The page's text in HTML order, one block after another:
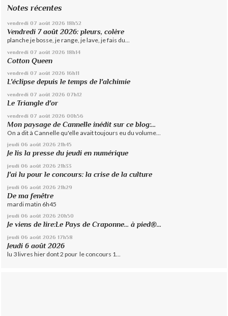
Notes récentes
vendredi 07 août 2026 18h52
Vendredi 7 août 2026: pleurs, colère
planche je bosse, je range, je lave, je fais du...
vendredi 07 août 2026 18h14
Cotton Queen
vendredi 07 août 2026 16h11
L'éclipse depuis le temps de l'alchimie
vendredi 07 août 2026 07h12
Le Triangle d'or
vendredi 07 août 2026 00h56
Mon paysage de Cannelle inédit sur ce blog:...
On a dit à Cannelle qu'elle avait toujours eu du volume...
jeudi 06 août 2026 21h45
Je lis la presse du jeudi en numérique
jeudi 06 août 2026 21h33
J'ai lu pour le concours: la crise de la culture
jeudi 06 août 2026 21h29
De ma fenêtre
mardi matin 6h45
jeudi 06 août 2026 20h50
Je viens de lire:Le Pays de Craponne... à pied®...
jeudi 06 août 2026 17h58
Jeudi 6 août 2026
lu 3 livres hier dont 2 pour le concours 1...